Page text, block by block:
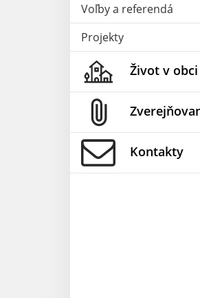
Voľby a referendá
Projekty
Život v obci
Kontakty